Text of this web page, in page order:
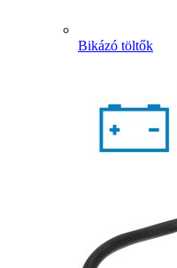
Bikázó töltők